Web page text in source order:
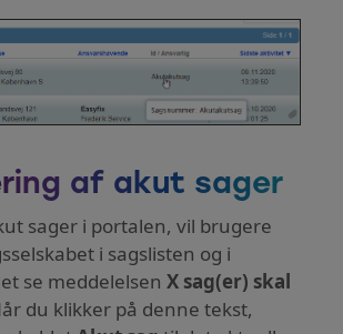
af akut sager
sager i portalen, vil brugere
i sagslisten og i
se meddelelsenX sag(er) skal
du klikker på denne tekst,